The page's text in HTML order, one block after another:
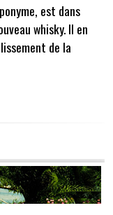
est dans
whisky. Il en
de la